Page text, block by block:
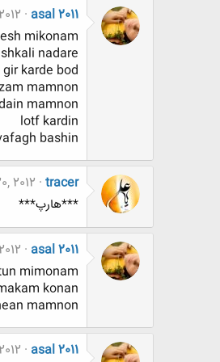
asal 2011
mikonam
nadare
bod...!!!
mamnon
mamnon
lotf kardin
bashin
tracer
2012
***هارپ***
asal 2011
mimonam
konan
mamnon..
asal 2011